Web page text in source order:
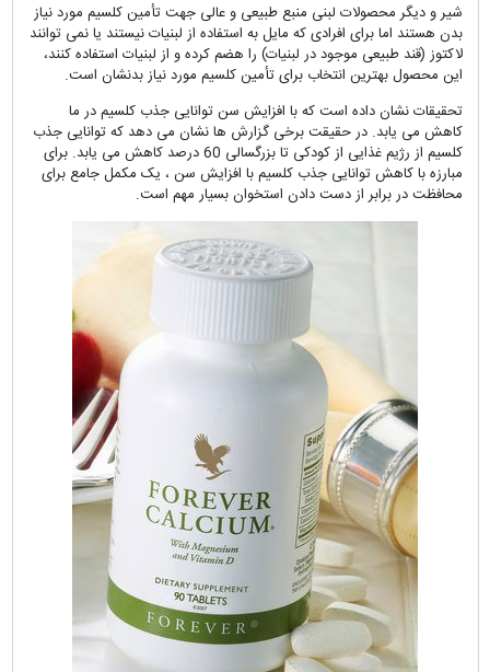
شیر و دیگر محصولات لبنی منبع طبیعی و عالی جهت تأمین کلسیم مورد نیاز
بدن هستند اما برای افرادی که مایل به استفاده از لبنیات نیستند یا نمی توانند
لاکتوز (قند طبیعی موجود در لبنیات) را هضم کرده و از لبنیات استفاده کنند،
این محصول بهترین انتخاب برای تأمین کلسیم مورد نیاز بدنشان است.
تحقیقات نشان داده است که با افزایش سن توانایی جذب کلسیم در ما
کاهش می یابد.در حقیقت برخی گزارش ها نشان می دهد که توانایی جذب
کلسیم از رژیم غذایی از کودکی تا بزرگسالی 60 درصد کاهش می یابد.
برای
مبارزه با کاهش توانایی جذب کلسیم با افزایش سن ، یک مکمل جامع برای
محافظت در برابر از دست دادن استخوان بسیار مهم است.